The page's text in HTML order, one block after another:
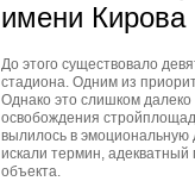
имени Кирова
До этого существовало
стадиона. Одним из
Однако это слишком
освобождения
вылилось в эмоциональную
искали термин, адекватный
объекта.